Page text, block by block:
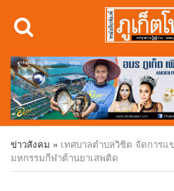
ข่าวสังคม » เทศบาลตำบลวิชิต จัดการ
มหกรรมกีฬาต้านยาเสพติด